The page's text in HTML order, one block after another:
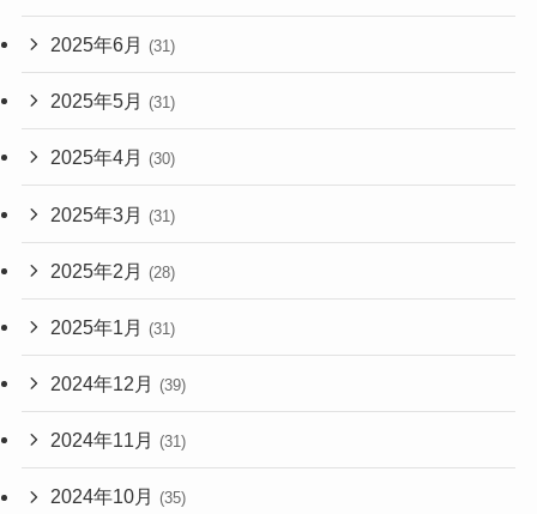
2025年6月 (31)
2025年5月 (31)
2025年4月 (30)
2025年3月 (31)
2025年2月 (28)
2025年1月 (31)
2024年12月 (39)
2024年11月 (31)
2024年10月 (35)